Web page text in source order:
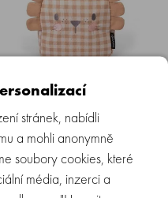
SUAVINEX | MŮJ PRVNÍ
BATŮŽEK LION
Není skladem
819 Kč
stránek, nabídli
a mohli anonymně
soubory cookies, které
média, inzerci a